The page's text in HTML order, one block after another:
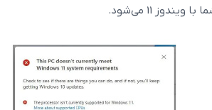
11 می‌شود.